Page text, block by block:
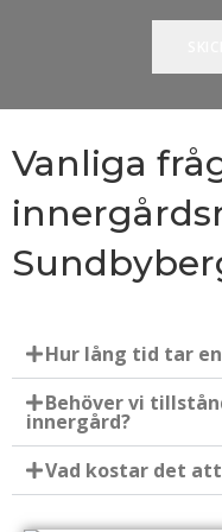
Vanliga
Hur lång tid tar
Behöver vi
innergård?
Vad kostar det